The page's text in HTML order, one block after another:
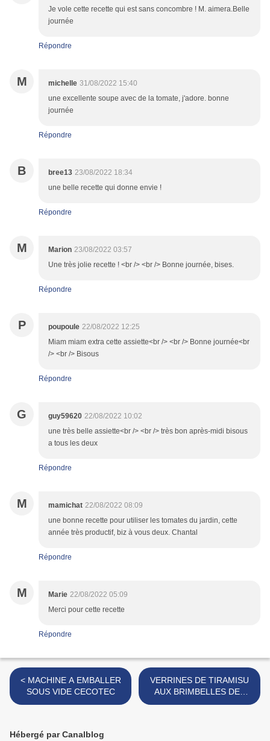
Je vole cette recette qui est sans concombre ! M. aimera.Belle
journée
Répondre
M michelle 31/08/2022 15:40
une excellente soupe avec de la tomate, j'adore. bonne
journée
Répondre
B bree13 23/08/2022 18:34
une belle recette qui donne envie !
Répondre
M Marion 23/08/2022 03:57
Une très jolie recette ! <br /> <br /> Bonne journée, bises.
Répondre
P poupoule 22/08/2022 12:25
Miam miam extra cette assiette<br /> <br /> Bonne journée<br
/> <br /> Bisous
Répondre
G guy59620 22/08/2022 10:02
une très belle assiette<br /> <br /> très bon après-midi bisous
a tous les deux
Répondre
M mamichat 22/08/2022 08:09
une bonne recette pour utiliser les tomates du jardin, cette
année très productif, biz à vous deux. Chantal
Répondre
M Marie 22/08/2022 05:09
Merci pour cette recette
Répondre
< MACHINE A EMBALLER
SOUS VIDE CECOTEC
VERRINES DE TIRAMISU
AUX BRIMBELLES DES
VOSGES >
Hébergé par Canalblog